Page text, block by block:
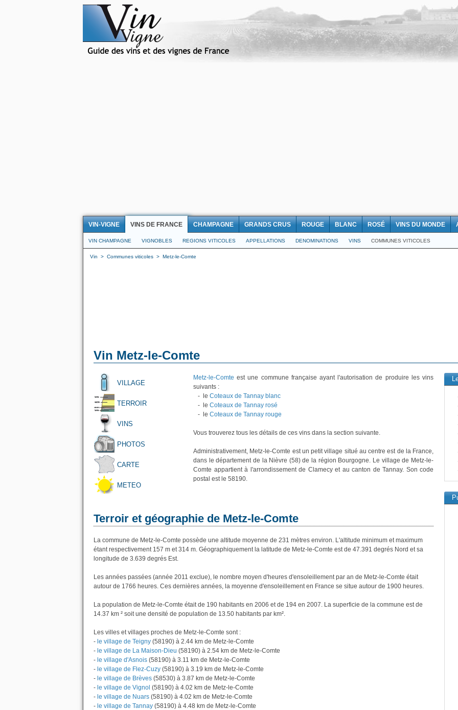
VIN-VIGNE VINS DE FRANCE CHAMPAGNE GRANDS CRUS ROUGE BLANC ROSÉ VINS DU MONDE
VIN CHAMPAGNE VIGNOBLES REGIONS VITICOLES APPELLATIONS DENOMINATIONS VINS COMMUNES VITICOLES
Vin > Communes viticoles > Metz-le-Comte
Vin Metz-le-Comte
VILLAGE
TERROIR
VINS
PHOTOS
CARTE
METEO
Metz-le-Comte est une commune française ayant l'autorisation de produire les vins
suivants :
- le Coteaux de Tannay blanc
- le Coteaux de Tannay rosé
- le Coteaux de Tannay rouge
Vous trouverez tous les détails de ces vins dans la section suivante.
Administrativement, Metz-le-Comte est un petit village situé au centre est de la France,
dans le département de la Nièvre (58) de la région Bourgogne. Le village de Metz-le-
Comte appartient à l'arrondissement de Clamecy et au canton de Tannay. Son code
postal est le 58190.
Terroir et géographie de Metz-le-Comte
La commune de Metz-le-Comte possède une altitude moyenne de 231 mètres environ. L'altitude minimum et maximum
étant respectivement 157 m et 314 m. Géographiquement la latitude de Metz-le-Comte est de 47.391 degrés Nord et sa
longitude de 3.639 degrés Est.
Les années passées (année 2011 exclue), le nombre moyen d'heures d'ensoleillement par an de Metz-le-Comte était
autour de 1766 heures. Ces dernières années, la moyenne d'ensoleillement en France se situe autour de 1900 heures.
La population de Metz-le-Comte était de 190 habitants en 2006 et de 194 en 2007. La superficie de la commune est de
14.37 km ² soit une densité de population de 13.50 habitants par km².
Les villes et villages proches de Metz-le-Comte sont :
- le village de Teigny (58190) à 2.44 km de Metz-le-Comte
- le village de La Maison-Dieu (58190) à 2.54 km de Metz-le-Comte
- le village d'Asnois (58190) à 3.11 km de Metz-le-Comte
- le village de Flez-Cuzy (58190) à 3.19 km de Metz-le-Comte
- le village de Brèves (58530) à 3.87 km de Metz-le-Comte
- le village de Vignol (58190) à 4.02 km de Metz-le-Comte
- le village de Nuars (58190) à 4.02 km de Metz-le-Comte
- le village de Tannay (58190) à 4.48 km de Metz-le-Comte